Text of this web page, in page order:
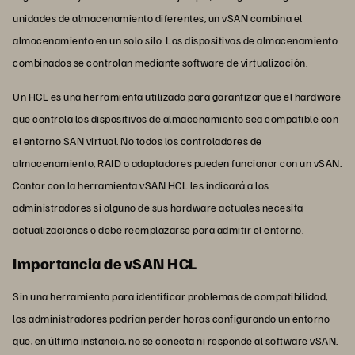
unidades de almacenamiento diferentes, un vSAN combina el
almacenamiento en un solo silo. Los dispositivos de almacenamiento
combinados se controlan mediante software de virtualización.
Un HCL es una herramienta utilizada para garantizar que el hardware
que controla los dispositivos de almacenamiento sea compatible con
el entorno SAN virtual. No todos los controladores de
almacenamiento, RAID o adaptadores pueden funcionar con un vSAN.
Contar con la herramienta vSAN HCL les indicará a los
administradores si alguno de sus hardware actuales necesita
actualizaciones o debe reemplazarse para admitir el entorno.
Importancia de vSAN HCL
Sin una herramienta para identificar problemas de compatibilidad,
los administradores podrían perder horas configurando un entorno
que, en última instancia, no se conecta ni responde al software vSAN.